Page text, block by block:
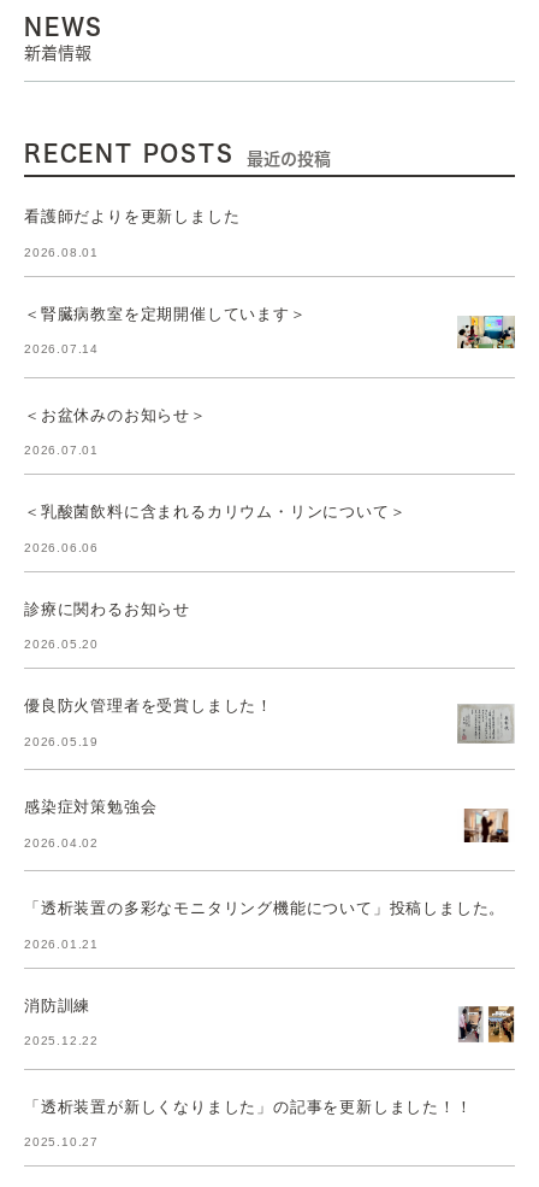
NEWS
新着情報
RECENT POSTS 最近の投稿
看護師だよりを更新しました
2026.08.01
＜腎臓病教室を定期開催しています＞
2026.07.14
＜お盆休みのお知らせ＞
2026.07.01
＜乳酸菌飲料に含まれるカリウム・リンについて＞
2026.06.06
診療に関わるお知らせ
2026.05.20
優良防火管理者を受賞しました！
2026.05.19
感染症対策勉強会
2026.04.02
「透析装置の多彩なモニタリング機能について」投稿しました。
2026.01.21
消防訓練
2025.12.22
「透析装置が新しくなりました」の記事を更新しました！！
2025.10.27